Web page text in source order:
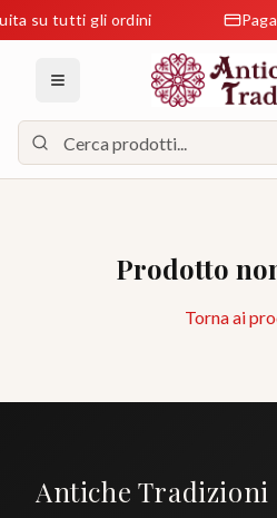
su tutti gli ordini
Prodotto
Torna ai
Antiche Tradizioni